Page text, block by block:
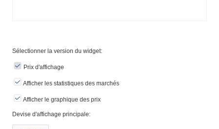
Sélectionner la version du widget:
Prix ​​d'affichage
Afficher les statistiques des marchés
Afficher le graphique des prix
Devise d'affichage principale: